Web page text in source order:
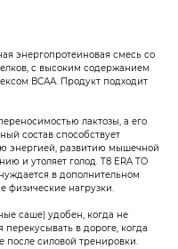
энергопротеиновая смесь со
с высоким содержанием
ВСАА. Продукт подходит
лактозы, а его
состав способствует
энергией, развитию мышечной
и утоляет голод. T8 ERA TO
в дополнительном
физические нагрузки.
саше) удобен, когда не
перекусывать в дороге, когда
после силовой тренировки.